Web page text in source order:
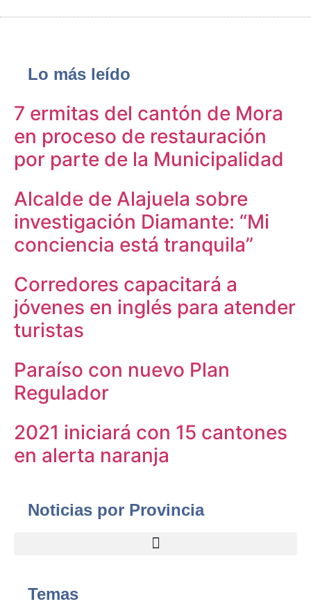
Lo más leído
7 ermitas del cantón de Mora
en proceso de restauración
por parte de la Municipalidad
Alcalde de Alajuela sobre
investigación Diamante: “Mi
conciencia está tranquila”
Corredores capacitará a
jóvenes en inglés para atender
turistas
Paraíso con nuevo Plan
Regulador
2021 iniciará con 15 cantones
en alerta naranja
Noticias por Provincia
Temas